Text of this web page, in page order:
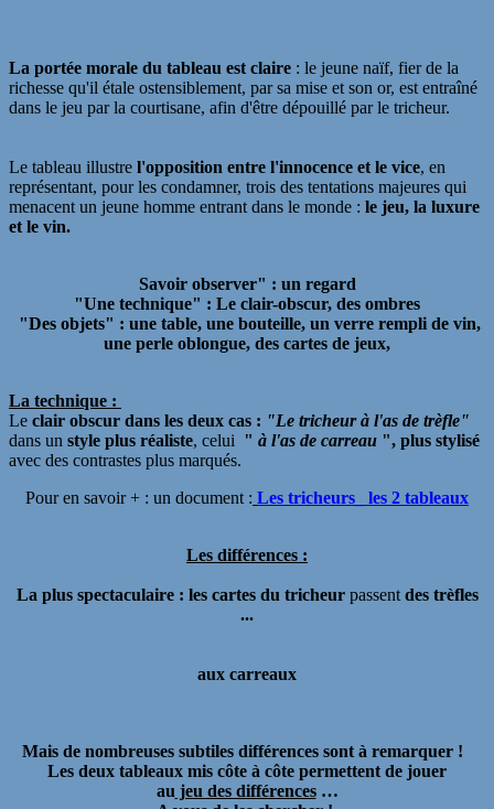
La portée morale du tableau est claire : le jeune naïf, fier de la
richesse qu'il étale ostensiblement, par sa mise et son or, est entraîné
dans le jeu par la courtisane, afin d'être dépouillé par le tricheur.
Le tableau illustre l'opposition entre l'innocence et le vice, en
représentant, pour les condamner, trois des tentations majeures qui
menacent un jeune homme entrant dans le monde : le jeu, la luxure
et le vin.
Savoir observer" : un regard
"Une technique" : Le clair-obscur, des ombres
"Des objets" : unetable,unebouteille,un verre rempli de vin,
une perle oblongue, des cartes de jeux,
La technique :
Le clair obscur dans les deux cas : "Le tricheur à l'as de trèfle"
dans un style plus réaliste, celui " à l'as de carreau ", plus stylisé
avec des contrastes plus marqués.
Pour en savoir + : un document : Les tricheurs_ les 2 tableaux
Les différences :
La plus spectaculaire : les cartes du tricheur passent des trèfles
...
aux carreaux
Mais de nombreuses subtiles différences sont à remarquer !
Les deux tableaux mis côte à côte permettent de jouer
au jeu des différences…